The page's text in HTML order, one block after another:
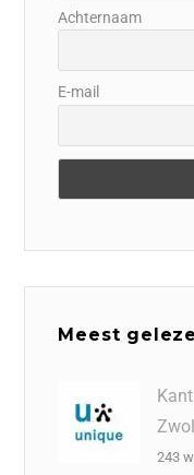
Achternaam
E-mail
Meest
243